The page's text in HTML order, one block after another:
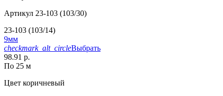
Артикул 23-103 (103/30)
23-103 (103/14)
9мм
checkmark_alt_circleВыбрать
98.91 р.
По 25 м
Цвет коричневый